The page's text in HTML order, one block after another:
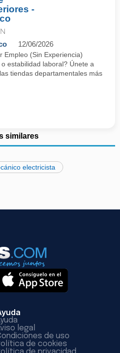
-
12/06/2026
Empleo (Sin Experiencia)
estabilidad laboral? Únete a
tiendas departamentales más
similares
electricista
legal
de uso
de cookies